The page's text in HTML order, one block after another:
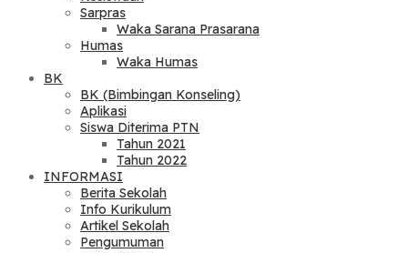
Sarpras
Waka Sarana Prasarana
Humas
Waka Humas
BK
BK (Bimbingan Konseling)
Aplikasi
Siswa Diterima PTN
Tahun 2021
Tahun 2022
INFORMASI
Berita Sekolah
Info Kurikulum
Artikel Sekolah
Pengumuman